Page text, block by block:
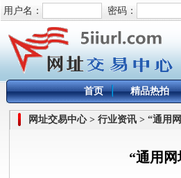
用户名： 密码：
首页 精品热拍
网址交易中心 > 行业资讯 > “通用
“通用